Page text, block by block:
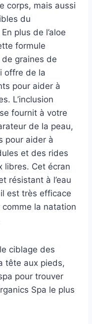
corps, mais aussi
du
plus de l’aloe
formule
de graines de
offre de la
pour aider à
L’inclusion
fournit à votre
de la peau,
pour aider à
et des rides
libres. Cet écran
résistant à l’eau
est très efficace
la natation
ciblage des
tête aux pieds,
pour trouver
Spa le plus